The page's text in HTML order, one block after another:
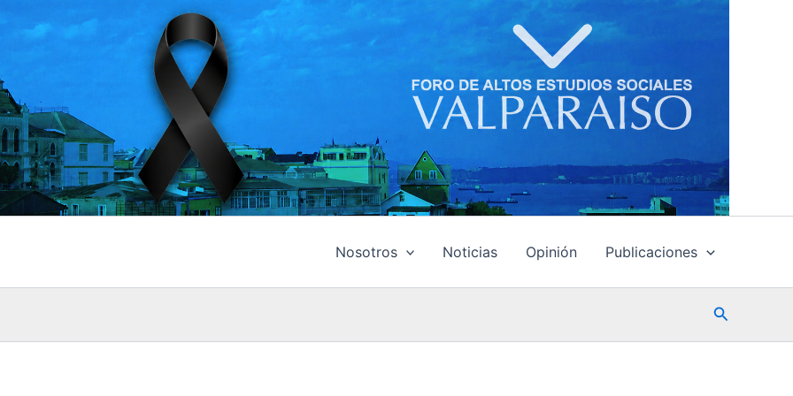
Nosotros Noticias Opinión Publicaciones
Buscar